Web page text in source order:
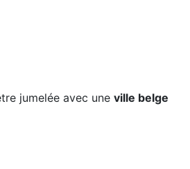
jumelée avec une ville belge